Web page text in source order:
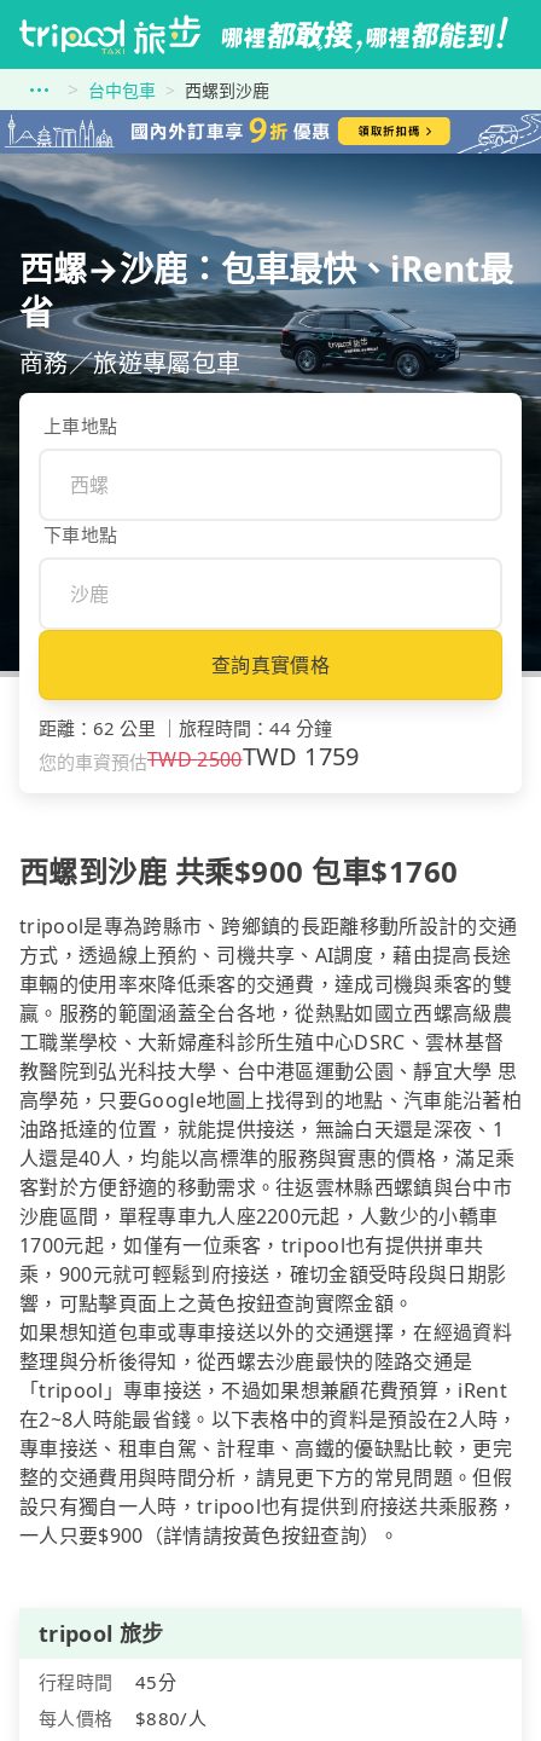
台中包車 西螺到沙鹿
西螺→沙鹿：包車最快、iRent最
省
商務／旅遊專屬包車
上車地點
下車地點
查詢真實價格
距離 ： 62 公里 旅程時間 ： 44 分鐘
您的車資預估TWD2500TWD 1759
西螺到沙鹿 共乘$900 包車$1760
tripool是專為跨縣市、跨鄉鎮的長距離移動所設計的交通
方式，透過線上預約、司機共享、AI調度，藉由提高長途
車輛的使用率來降低乘客的交通費，達成司機與乘客的雙
贏。服務的範圍涵蓋全台各地，從熱點如國立西螺高級農
工職業學校、大新婦產科診所生殖中心DSRC、雲林基督
教醫院到弘光科技大學、台中港區運動公園、靜宜大學 思
高學苑，只要Google地圖上找得到的地點、汽車能沿著柏
油路抵達的位置，就能提供接送，無論白天還是深夜、1
人還是40人，均能以高標準的服務與實惠的價格，滿足乘
客對於方便舒適的移動需求。往返雲林縣西螺鎮與台中市
沙鹿區間，單程專車九人座2200元起，人數少的小轎車
1700元起，如僅有一位乘客，tripool也有提供拼車共
乘，900元就可輕鬆到府接送，確切金額受時段與日期影
響，可點擊頁面上之黃色按鈕查詢實際金額。
如果想知道包車或專車接送以外的交通選擇，在經過資料
整理與分析後得知，從西螺去沙鹿最快的陸路交通是
「tripool」專車接送，不過如果想兼顧花費預算，iRent
在2~8人時能最省錢。以下表格中的資料是預設在2人時，
專車接送、租車自駕、計程車、高鐵的優缺點比較，更完
整的交通費用與時間分析，請見更下方的常見問題。但假
設只有獨自一人時，tripool也有提供到府接送共乘服務，
一人只要$900（詳情請按黃色按鈕查詢）。
tripool 旅步
行程時間
45分
每人價格
$880/人